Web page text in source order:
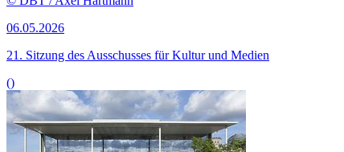
06.05.2026
21. Sitzung des Ausschusses für Kultur und Medien
()